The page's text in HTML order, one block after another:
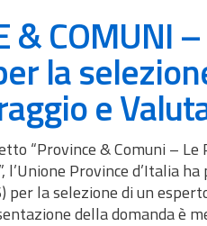
& COMUNI
la
e
“Province & Comuni –
l’Unione Province d’Italia
la selezione di un
della domanda è